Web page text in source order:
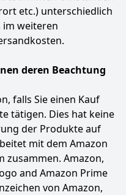
etc.) unterschiedlich
im weiteren
deren Beachtung
falls Sie einen Kauf
tätigen. Dies hat keine
der Produkte auf
mit dem Amazon
zusammen. Amazon,
and Amazon Prime
von Amazon,